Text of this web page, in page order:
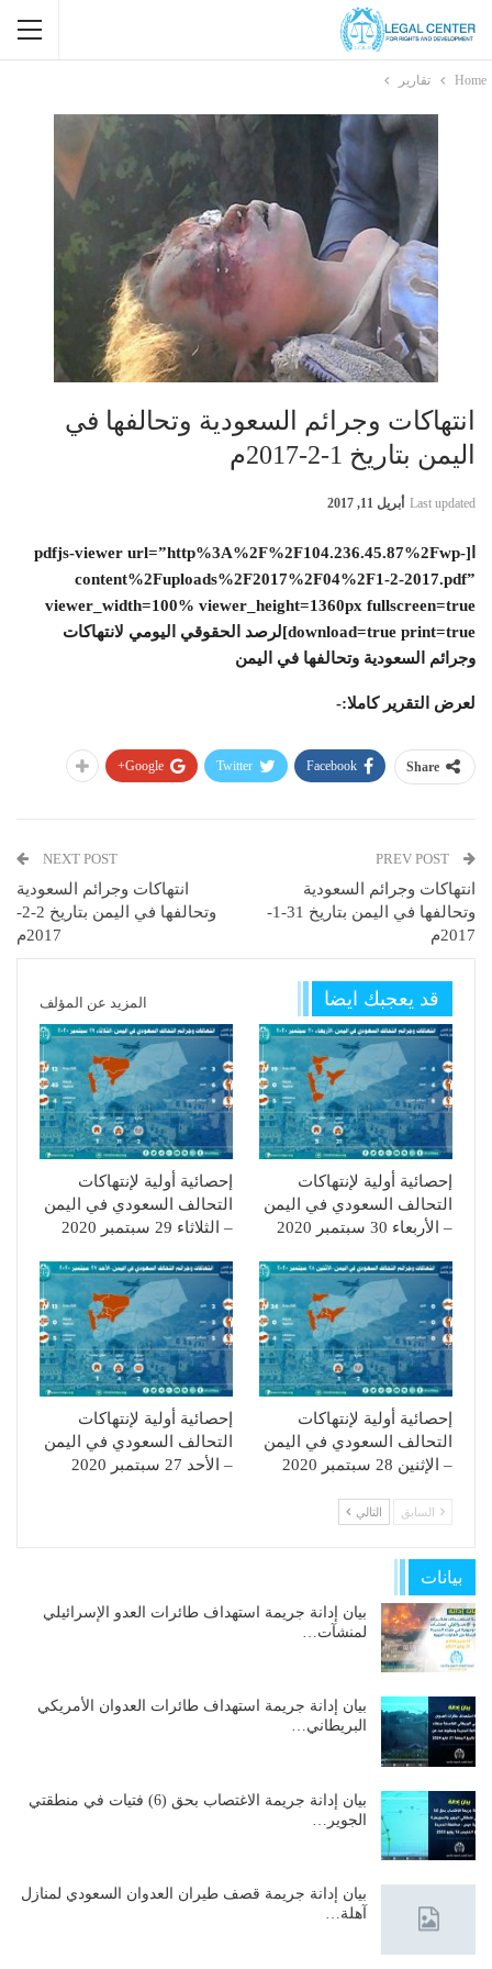
Home تقارير
انتهاكات وجرائم السعودية وتحالفها في
اليمن بتاريخ 1-2-2017م
Last updated أبريل 11, 2017
ا[pdfjs-viewer url=”http%3A%2F%2F104.236.45.87%2Fwp-
content%2Fuploads%2F2017%2F04%2F1-2-2017.pdf”
viewer_width=100% viewer_height=1360px fullscreen=true
download=true print=true]لرصد الحقوقي اليومي لانتهاكات
وجرائم السعودية وتحالفها في اليمن
لعرض التقرير كاملا:-
Share
Facebook
Twitter
Google+
انتهاكات وجرائم السعودية
وتحالفها في اليمن بتاريخ 31-1-
2017م
NEXT POST
انتهاكات وجرائم السعودية
وتحالفها في اليمن بتاريخ 2-2-
2017م
قد يعجبك ايضا المزيد عن المؤلف
إحصائية أولية لإنتهاكات
التحالف السعودي في اليمن
– الأربعاء 30 سبتمبر 2020
إحصائية أولية لإنتهاكات
التحالف السعودي في اليمن
– الثلاثاء 29 سبتمبر 2020
إحصائية أولية لإنتهاكات
التحالف السعودي في اليمن
– الإثنين 28 سبتمبر 2020
إحصائية أولية لإنتهاكات
التحالف السعودي في اليمن
– الأحد 27 سبتمبر 2020
السابق التالي
بيانات
بيان إدانة جريمة استهداف طائرات العدو الإسرائيلي
لمنشآت…
بيان إدانة جريمة استهداف طائرات العدوان الأمريكي
البريطاني…
بيان إدانة جريمة الاغتصاب بحق (6) فتيات في منطقتي
الجوير…
بيان إدانة جريمة قصف طيران العدوان السعودي لمنازل
آهلة…